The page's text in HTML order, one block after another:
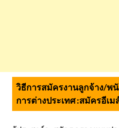
วิธีการสมัครงานลูกจ้าง/พ
การต่างประเทศ :สมัครอีเม